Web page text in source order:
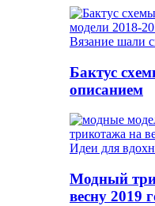
Вязание шали
Бактус
описанием
Идеи для
Модный
весну 2019